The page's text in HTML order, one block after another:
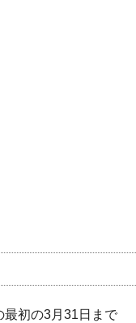
最初の3月31日まで